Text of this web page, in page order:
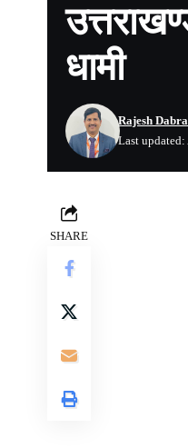
धामी
Last
Rajesh
SHARE